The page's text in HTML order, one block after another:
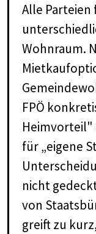
Alle
Wohnraum.
FPÖ
Heimvorteil"
für „eigene
nicht
von
greift zu